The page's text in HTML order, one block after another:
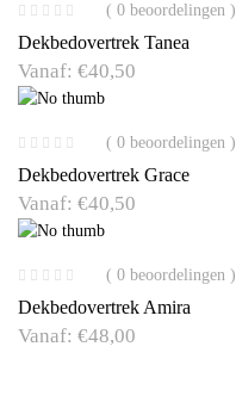
( 0 beoordelingen )
Dekbedovertrek Tanea
Vanaf: €40,50
( 0 beoordelingen )
Dekbedovertrek Grace
Vanaf: €40,50
( 0 beoordelingen )
Dekbedovertrek Amira
Vanaf: €48,00